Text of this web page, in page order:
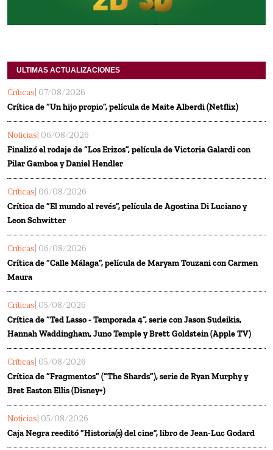
ULTIMAS ACTUALIZACIONES
Críticas | 07/08/2026
Crítica de “Un hijo propio”, película de Maite Alberdi (Netflix)
Noticias | 06/08/2026
Finalizó el rodaje de “Los Erizos”, película de Victoria Galardi con
Pilar Gamboa y Daniel Hendler
Críticas | 06/08/2026
Crítica de “El mundo al revés”, película de Agostina Di Luciano y
Leon Schwitter
Críticas | 06/08/2026
Crítica de “Calle Málaga”, película de Maryam Touzani con Carmen
Maura
Críticas | 05/08/2026
Crítica de “Ted Lasso - Temporada 4”, serie con Jason Sudeikis,
Hannah Waddingham, Juno Temple y Brett Goldstein (Apple TV)
Críticas | 05/08/2026
Crítica de “Fragmentos” (“The Shards”), serie de Ryan Murphy y
Bret Easton Ellis (Disney+)
Noticias | 05/08/2026
Caja Negra reeditó “Historia(s) del cine”, libro de Jean-Luc Godard